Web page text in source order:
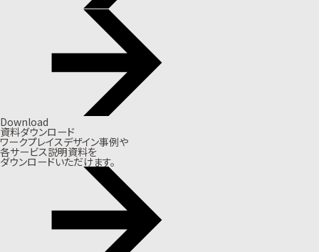
Download
資料ダウンロード
ワークプレイスデザイン事例や
各サービス説明資料を
ダウンロードいただけます。